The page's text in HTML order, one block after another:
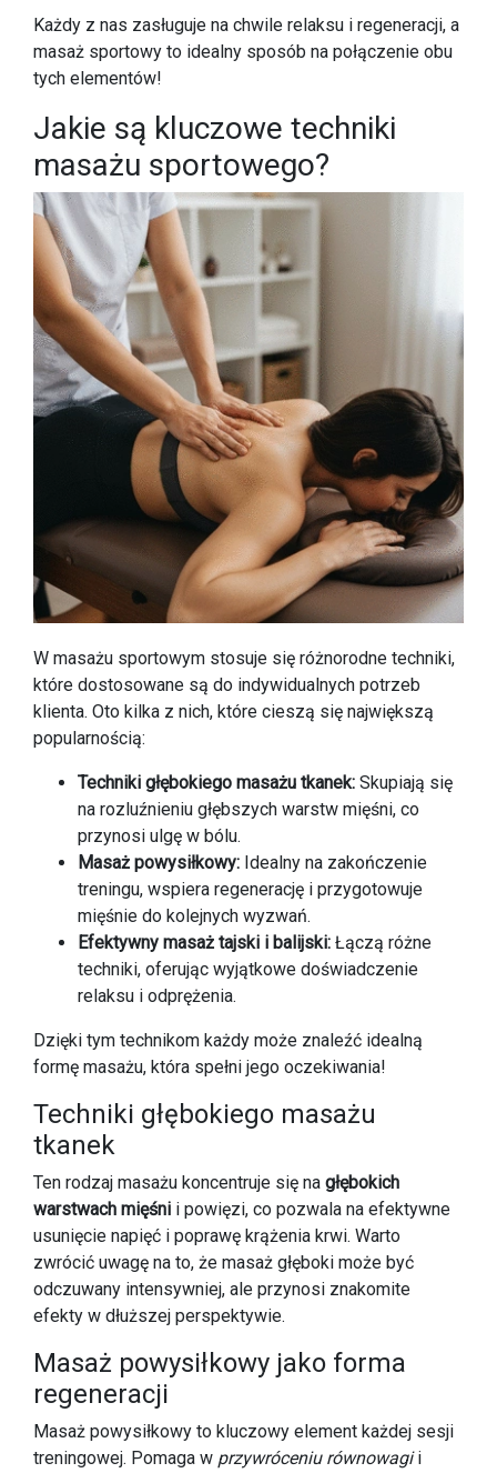
Każdy z nas zasługuje na chwile relaksu i regeneracji, a
masaż sportowy to idealny sposób na połączenie obu
tych elementów!
Jakie są kluczowe techniki
masażu sportowego?
W masażu sportowym stosuje się różnorodne techniki,
które dostosowane są do indywidualnych potrzeb
klienta. Oto kilka z nich, które cieszą się największą
popularnością:
Techniki głębokiego masażu tkanek: Skupiają się
na rozluźnieniu głębszych warstw mięśni, co
przynosi ulgę w bólu.
Masaż powysiłkowy: Idealny na zakończenie
treningu, wspiera regenerację i przygotowuje
mięśnie do kolejnych wyzwań.
Efektywny masaż tajski i balijski: Łączą różne
techniki, oferując wyjątkowe doświadczenie
relaksu i odprężenia.
Dzięki tym technikom każdy może znaleźć idealną
formę masażu, która spełni jego oczekiwania!
Techniki głębokiego masażu
tkanek
Ten rodzaj masażu koncentruje się na głębokich
warstwach mięśni i powięzi, co pozwala na efektywne
usunięcie napięć i poprawę krążenia krwi. Warto
zwrócić uwagę na to, że masaż głęboki może być
odczuwany intensywniej, ale przynosi znakomite
efekty w dłuższej perspektywie.
Masaż powysiłkowy jako forma
regeneracji
Masaż powysiłkowy to kluczowy element każdej sesji
treningowej. Pomaga w przywróceniu równowagii